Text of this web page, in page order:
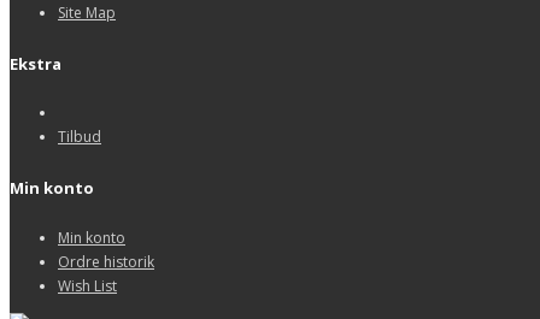
Site Map
Ekstra
Tilbud
Min konto
Min konto
Ordre historik
Wish List